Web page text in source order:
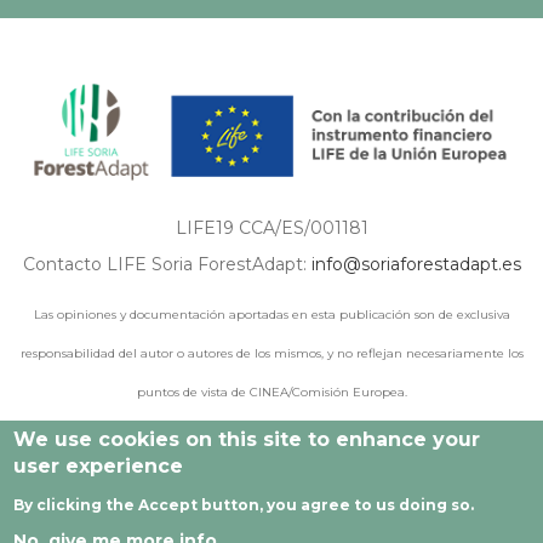
LIFE19 CCA/ES/001181
Contacto LIFE Soria ForestAdapt: info@soriaforestadapt.es
Las opiniones y documentación aportadas en esta publicación son de exclusiva
responsabilidad del autor o autores de los mismos, y no reflejan necesariamente los
puntos de vista de CINEA/Comisión Europea.
We use cookies on this site to enhance your
user experience
By clicking the Accept button, you agree to us doing so.